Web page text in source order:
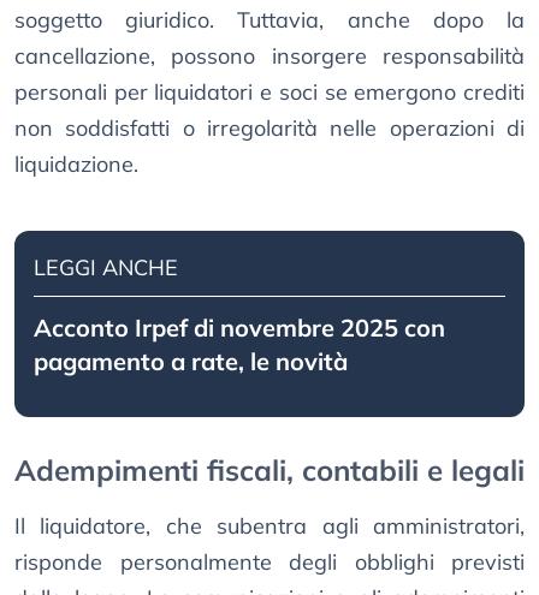
soggetto giuridico. Tuttavia, anche dopo la
cancellazione, possono insorgere responsabilità
personali per liquidatori e soci se emergono crediti
non soddisfatti o irregolarità nelle operazioni di
liquidazione.
LEGGI ANCHE
Acconto Irpef di novembre 2025 con
pagamento a rate, le novità
Adempimenti fiscali, contabili e legali
Il liquidatore, che subentra agli amministratori,
risponde personalmente degli obblighi previsti